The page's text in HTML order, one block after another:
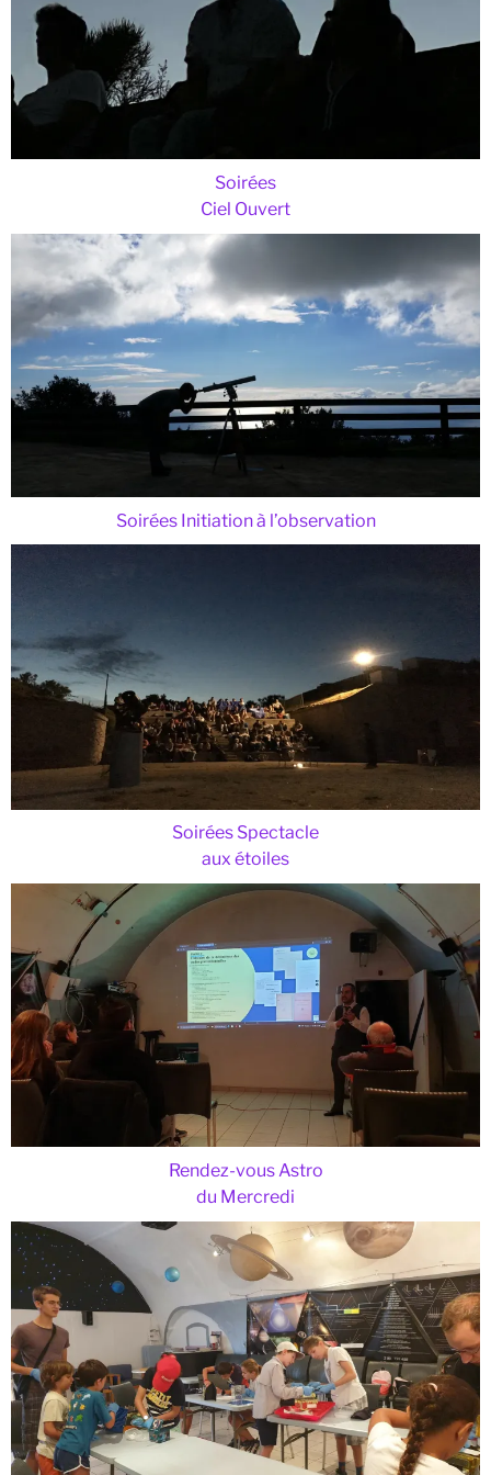
Soirées
Ciel Ouvert
Soirées Initiation à l’observation
Soirées Spectacle
aux étoiles
Rendez-vous Astro
du Mercredi